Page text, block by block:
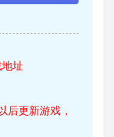
址
后更新游戏，